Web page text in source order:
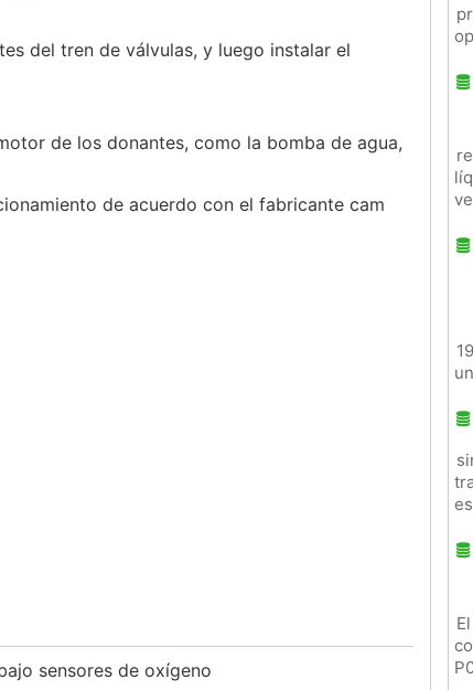
del tren de válvulas, y luego instalar el
de los donantes, como la bomba de agua,
de acuerdo con el fabricante cam
sensores de oxígeno